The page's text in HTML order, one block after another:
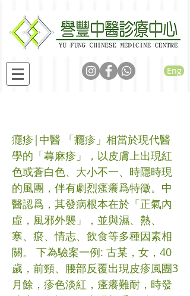
Eng
癮疹|中醫 「癮疹」相當於現代醫
學的「蕁麻疹」，以皮膚上出現紅
色或蒼白色、大小不一、時隱時現
的風團，伴有劇烈瘙癢爲特徵。中
醫認爲，其發病根本在於「正氣內
虛，風邪外襲」，並與濕、熱、
寒、瘀、情志、飲食等多種因素相
關。 下為驗案一例: 古某，女，40
歲，前頸、腰部反覆出現皮疹風團3
月餘，疹色淡紅，瘙癢難耐，時發